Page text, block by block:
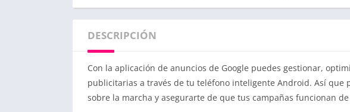
DESCRIPCIÓN
Con la aplicación de anuncios de Google puedes gestionar,
publicitarias a través de tu teléfono inteligente Android. Así que
sobre la marcha y asegurarte de que tus campañas funcionan